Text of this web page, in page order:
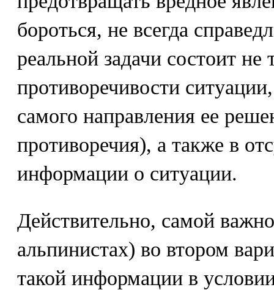
бороться, не всегда
реальной задачи состоит не
противоречивости
самого направления ее
противоречия), а также в
информации о ситуации.
Действительно, самой
альпинистах) во втором
такой информации в